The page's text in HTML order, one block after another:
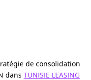
de consolidation
dans TUNISIE LEASING